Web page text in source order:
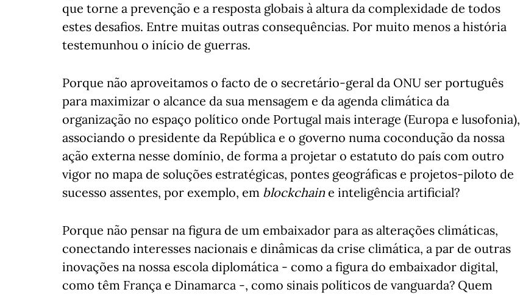
que torne a prevenção e a resposta globais à altura da complexidade de todos
estes desafios. Entre muitas outras consequências. Por muito menos a história
testemunhou o início de guerras.
Porque não aproveitamos o facto de o secretário-geral da ONU ser português
para maximizar o alcance da sua mensagem e da agenda climática da
organização no espaço político onde Portugal mais interage (Europa e lusofonia),
associando o presidente da República e o governo numa cocondução da nossa
ação externa nesse domínio, de forma a projetar o estatuto do país com outro
vigor no mapa de soluções estratégicas, pontes geográficas e projetos-piloto de
sucesso assentes, por exemplo, em blockchain e inteligência artificial?
Porque não pensar na figura de um embaixador para as alterações climáticas,
conectando interesses nacionais e dinâmicas da crise climática, a par de outras
inovações na nossa escola diplomática - como a figura do embaixador digital,
como têm França e Dinamarca -, como sinais políticos de vanguarda? Quem